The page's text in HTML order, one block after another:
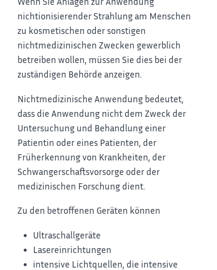
nichtionisierender Strahlung am Menschen
zu kosmetischen oder sonstigen
nichtmedizinischen Zwecken gewerblich
betreiben wollen, müssen Sie dies bei der
zuständigen Behörde anzeigen.
Nichtmedizinische Anwendung bedeutet,
dass die Anwendung nicht dem Zweck der
Untersuchung und Behandlung einer
Patientin oder eines Patienten, der
Früherkennung von Krankheiten, der
Schwangerschaftsvorsorge oder der
medizinischen Forschung dient.
Zu den betroffenen Geräten können
Ultraschallgeräte
Lasereinrichtungen
intensive Lichtquellen, die intensive